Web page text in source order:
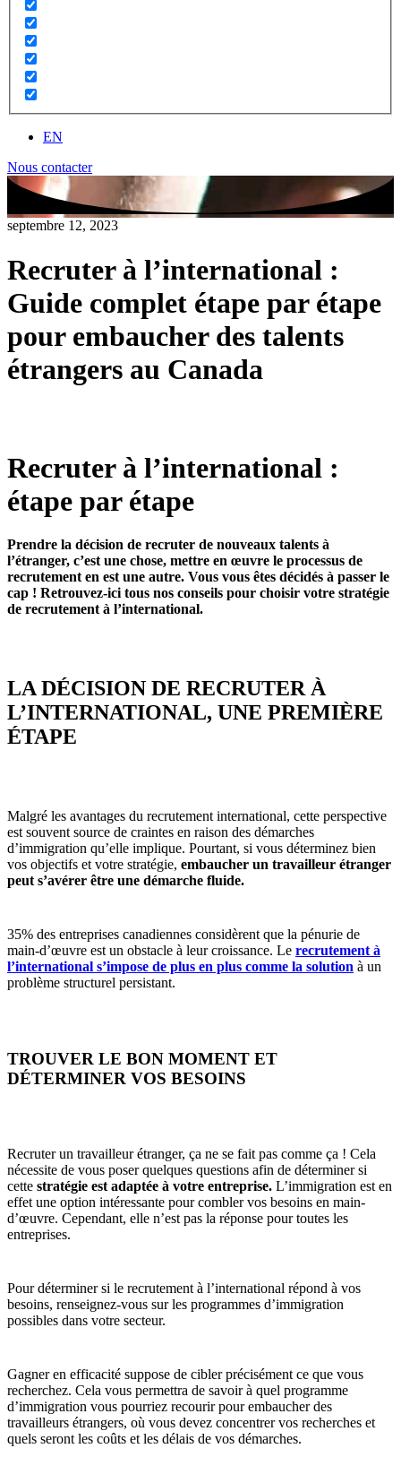
EN
Nous contacter
septembre 12, 2023
Recruter à l’international :
Guide complet étape par étape
pour embaucher des talents
étrangers au Canada
Recruter à l’international :
étape par étape
Prendre la décision de recruter de nouveaux talents à
l’étranger, c’est une chose, mettre en œuvre le processus de
recrutement en est une autre. Vous vous êtes décidés à passer le
cap ! Retrouvez-ici tous nos conseils pour choisir votre stratégie
de recrutement à l’international.
LA DÉCISION DE RECRUTER À
L’INTERNATIONAL, UNE PREMIÈRE
ÉTAPE
Malgré les avantages du recrutement international, cette perspective
est souvent source de craintes en raison des démarches
d’immigration qu’elle implique. Pourtant, si vous déterminez bien
vos objectifs et votre stratégie, embaucher un travailleur étranger
peut s’avérer être une démarche fluide.
35% des entreprises canadiennes considèrent que la pénurie de
main-d’œuvre est un obstacle à leur croissance. Le recrutement à
l’international s’impose de plus en plus comme la solution à un
problème structurel persistant.
TROUVER LE BON MOMENT ET
DÉTERMINER VOS BESOINS
Recruter un travailleur étranger, ça ne se fait pas comme ça ! Cela
nécessite de vous poser quelques questions afin de déterminer si
cette stratégie est adaptée à votre entreprise. L’immigration est en
effet une option intéressante pour combler vos besoins en main-
d’œuvre. Cependant, elle n’est pas la réponse pour toutes les
entreprises.
Pour déterminer si le recrutement à l’international répond à vos
besoins, renseignez-vous sur les programmes d’immigration
possibles dans votre secteur.
Gagner en efficacité suppose de cibler précisément ce que vous
recherchez. Cela vous permettra de savoir à quel programme
d’immigration vous pourriez recourir pour embaucher des
travailleurs étrangers, où vous devez concentrer vos recherches et
quels seront les coûts et les délais de vos démarches.